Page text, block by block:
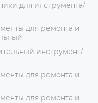
для инструмента/
для ремонта и
инструмент/
для ремонта и
для ремонта и